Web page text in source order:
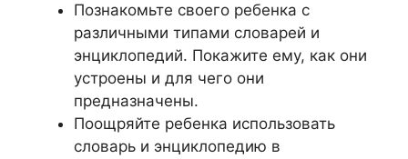
Познакомьте своего ребенка с
различными типами словарей и
энциклопедий. Покажите ему, как они
устроены и для чего они
предназначены.
Поощряйте ребенка использовать
словарь и энциклопедию в